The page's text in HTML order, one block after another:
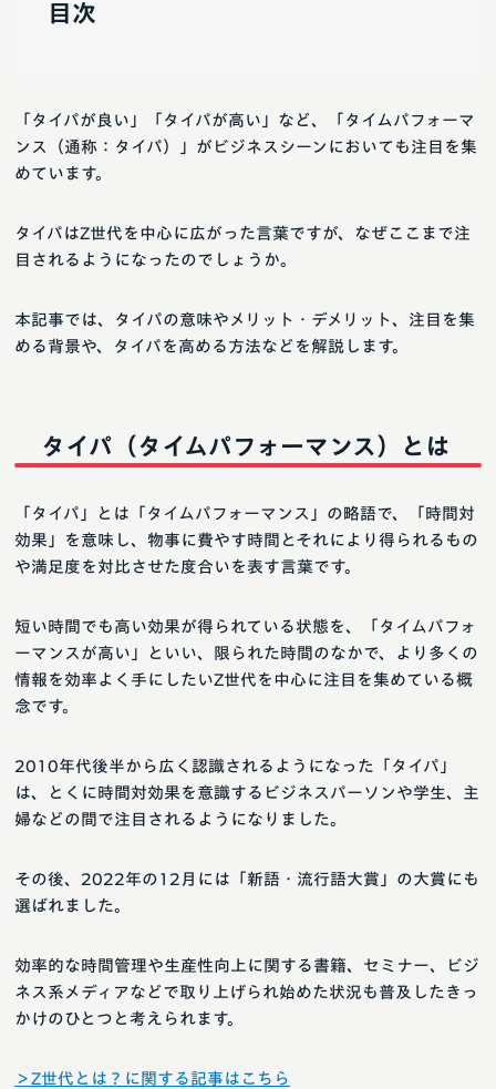
目次
「タイパが良い」「タイパが高い」など、「タイムパフォーマ
ンス（通称：タイパ）」がビジネスシーンにおいても注目を集
めています。
タイパはZ世代を中心に広がった言葉ですが、なぜここまで注
目されるようになったのでしょうか。
本記事では、タイパの意味やメリット・デメリット、注目を集
める背景や、タイパを高める方法などを解説します。
タイパ（タイムパフォーマンス）とは
「タイパ」とは「タイムパフォーマンス」の略語で、「時間対
効果」を意味し、物事に費やす時間とそれにより得られるもの
や満足度を対比させた度合いを表す言葉です。
短い時間でも高い効果が得られている状態を、「タイムパフォ
ーマンスが高い」といい、限られた時間のなかで、より多くの
情報を効率よく手にしたいZ世代を中心に注目を集めている概
念です。
2010年代後半から広く認識されるようになった「タイパ」
は、とくに時間対効果を意識するビジネスパーソンや学生、主
婦などの間で注目されるようになりました。
その後、2022年の12月には「新語・流行語大賞」の大賞にも
選ばれました。
効率的な時間管理や生産性向上に関する書籍、セミナー、ビジ
ネス系メディアなどで取り上げられ始めた状況も普及したきっ
かけのひとつと考えられます。
＞Z世代とは？に関する記事はこちら